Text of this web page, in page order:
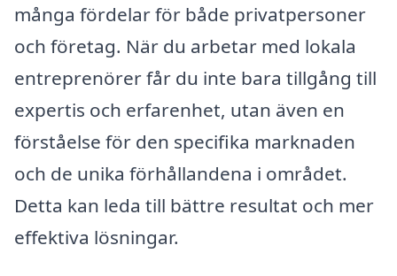
många fördelar för både privatpersoner
och företag. När du arbetar med lokala
entreprenörer får du inte bara tillgång till
expertis och erfarenhet, utan även en
förståelse för den specifika marknaden
och de unika förhållandena i området.
Detta kan leda till bättre resultat och mer
effektiva lösningar.